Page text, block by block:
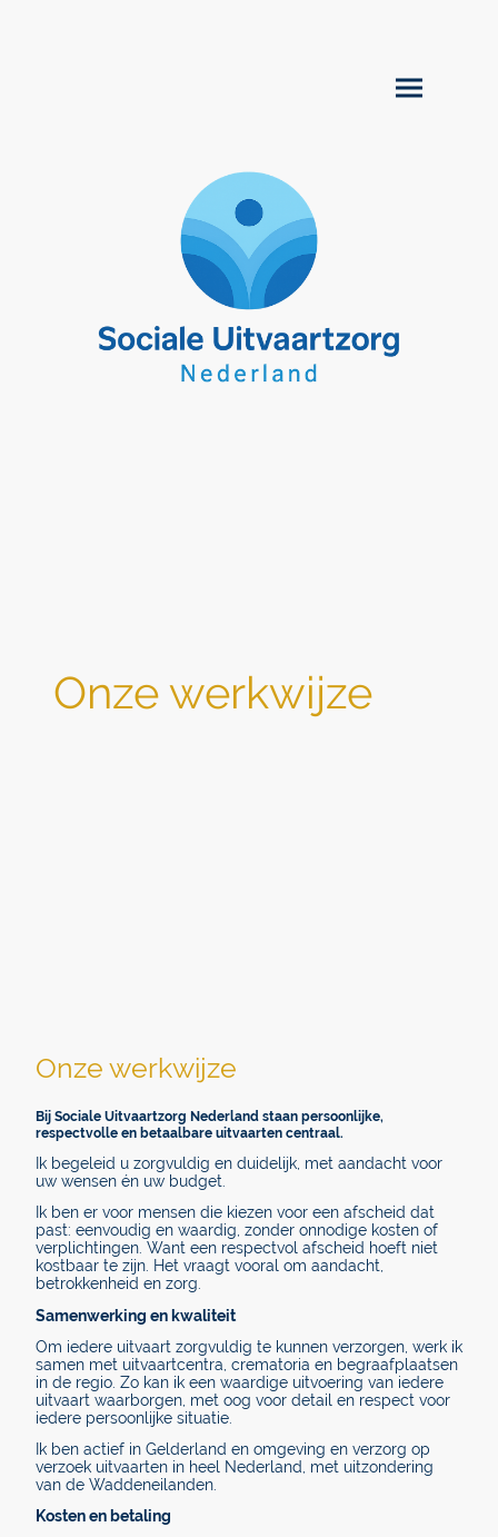
Onzewerkwijze
Onze werkwijze
Bij Sociale Uitvaartzorg Nederland staan persoonlijke,
respectvolle en betaalbare uitvaarten centraal.
Ik begeleid u zorgvuldig en duidelijk, met aandacht voor
uw wensen én uw budget.
Ik ben er voor mensen die kiezen voor een afscheid dat
past: eenvoudig en waardig, zonder onnodige kosten of
verplichtingen. Want een respectvol afscheid hoeft niet
kostbaar te zijn. Het vraagt vooral om aandacht,
betrokkenheid en zorg.
Samenwerking en kwaliteit
Om iedere uitvaart zorgvuldig te kunnen verzorgen, werk ik
samen met uitvaartcentra, crematoria en begraafplaatsen
in de regio. Zo kan ik een waardige uitvoering van iedere
uitvaart waarborgen, met oog voor detail en respect voor
iedere persoonlijke situatie.
Ik ben actief in Gelderland en omgeving en verzorg op
verzoek uitvaarten in heel Nederland, met uitzondering
van de Waddeneilanden.
Kosten en betaling